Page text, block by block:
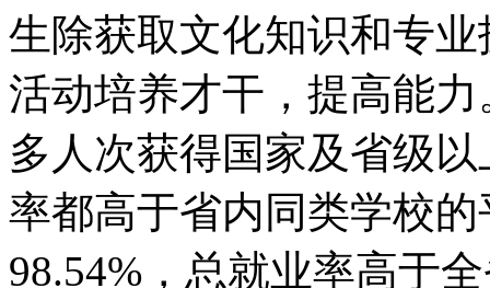
生除获取文化知识和专
活动培养才干，提高能
多人次获得国家及省级
率都高于省内同类学校
98.54%，总就业率高于